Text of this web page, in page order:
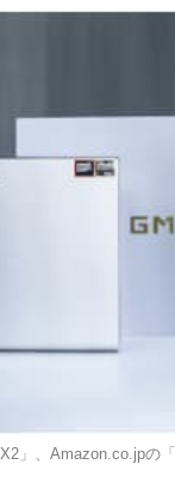
」、Amazon.co.jpの